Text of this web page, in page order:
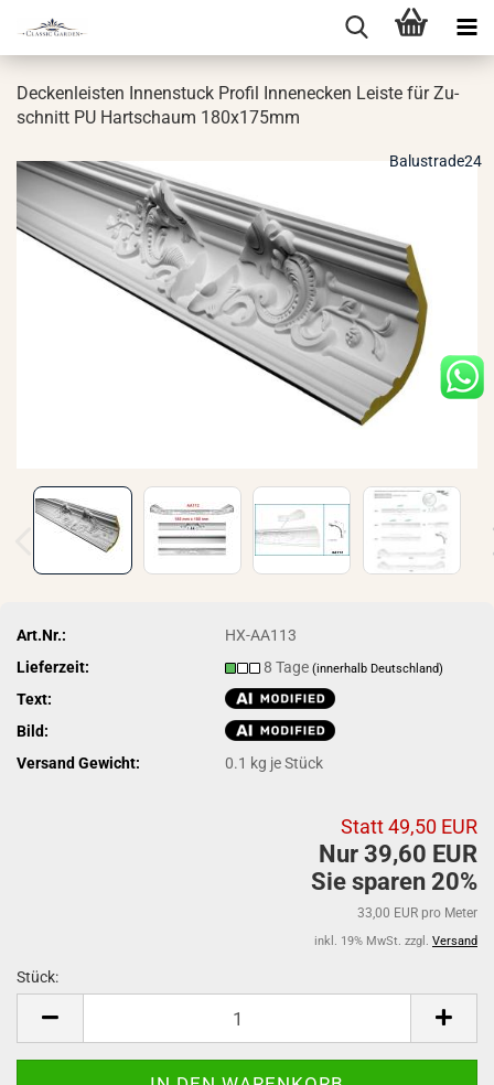
De­cken­leis­ten In­nen­stuck Pro­fil In­nen­ecken Leis­te für Zu­
schnitt PU Hart­schaum 180x175mm
Balustrade24
Art.Nr.:
HX-AA113
Lieferzeit:
8 Tage(innerhalb Deutschland)
Text:
Bild:
Versand Gewicht:
0.1 kg je Stück
Statt 49,50 EUR
Nur 39,60 EUR
Sie sparen 20%
33,00 EUR pro Meter
inkl. 19% MwSt. zzgl. Versand
Stück: